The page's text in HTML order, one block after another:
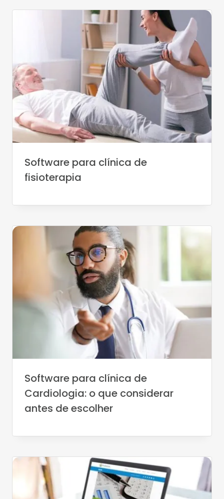
Software para clínica de
fisioterapia
Software para clínica de
Cardiologia: o que considerar
antes de escolher